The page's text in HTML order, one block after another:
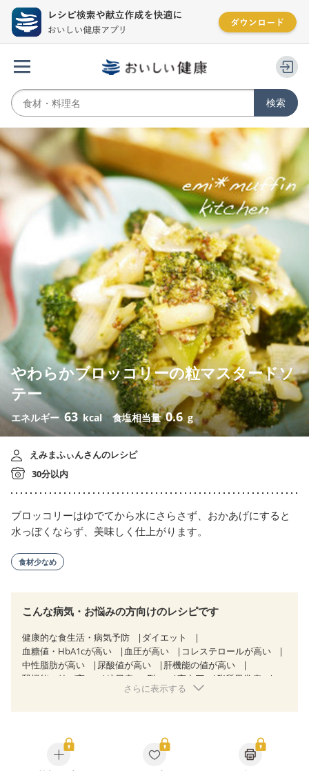
やわらかブロッコリーの粒マスタードソ
テー
エネルギー 63 kcal 食塩相当量0.6 g
えみまふぃんさんのレシピ
30分以内
ブロッコリーはゆでてから水にさらさず、おかあげにすると
水っぽくならず、美味しく仕上がります。
食材少なめ
こんな病気・お悩みの方向けのレシピです
健康的な食生活・病気予防
ダイエット
血糖値・HbA1cが高い
血圧が高い
コレステロールが高い
中性脂肪が高い
尿酸値が高い
肝機能の値が高い
腎機能の値が高い
糖尿病（2型） 高血圧
脂質異常症
狭心症 心筋梗塞
CKD（ステージ１）
CKD（ステージ２）
CKD（ステージ３a）
乳がん（抗がん剤治療中）
さらに表示する